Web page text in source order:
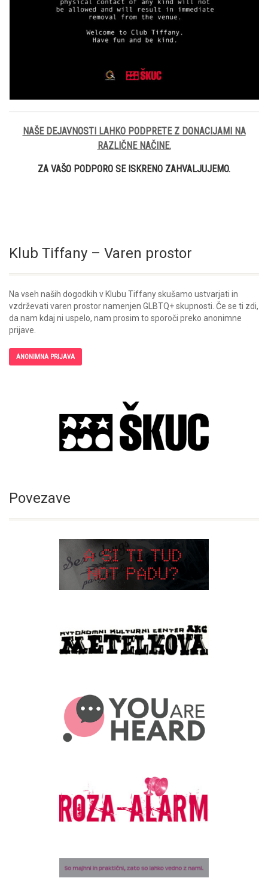
NAŠE DEJAVNOSTI LAHKO PODPRETE Z DONACIJAMI NA
RAZLIČNE NAČINE.
ZA VAŠO PODPORO SE ISKRENO ZAHVALJUJEMO.
Klub Tiffany – Varen prostor
Na vseh naših dogodkih v Klubu Tiffany skušamo ustvarjati in
vzdrževati varen prostor namenjen GLBTQ+ skupnosti. Če se ti zdi,
da nam kdaj ni uspelo, nam prosim to sporoči preko anonimne
prijave.
ANONIMNA PRIJAVA
Povezave